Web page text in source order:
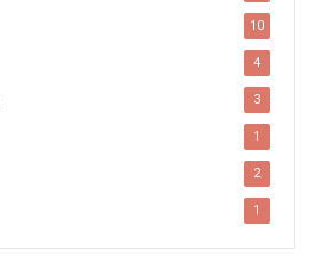
10
4
3
1
2
1